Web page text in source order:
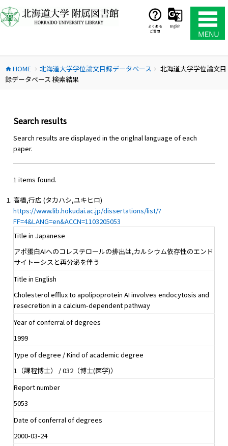
ン
テ
ス
キ
よくある
ご質問
English
home HOME chevron_right 北海道大学学位論文目録データベース chevron_right
北海道大学学位論文目
録データベース 検索結果
Search results
Search results are displayed in the origlnal language of each
paper.
1 items found.
高橋,行広 (タカハシ,ユキヒロ)
https://www.lib.hokudai.ac.jp/dissertations/list/?
FF=4&LANG=en&ACCN=1103205053
Title in Japanese
アポ蛋白AIへのコレステロールの排出は,カルシウム依存性のエンド
サイトーシスと再分泌を伴う
Title in English
Cholesterol efflux to apolipoprotein AI involves endocytosis and
resecretion in a calcium-dependent pathway
Year of conferral of degrees
1999
Type of degree / Kind of academic degree
1（課程博士） / 032（博士(医学)）
Report number
5053
Date of conferral of degrees
2000-03-24